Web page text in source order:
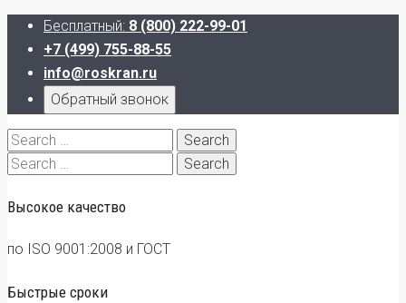
Бесплатный: 8 (800) 222-99-01
+7 (499) 755-88-55
info@roskran.ru
Обратный звонок
Search
for:
Search
Высокое качество
по ISO 9001:2008 и ГОСТ
Быстрые сроки